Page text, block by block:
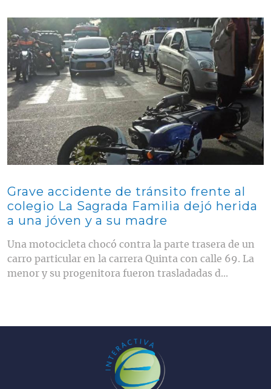
Contenido multimedia principal
Grave accidente de tránsito frente al
colegio La Sagrada Familia dejó herida
a una jóven y a su madre
Una motocicleta chocó contra la parte trasera de un
carro particular en la carrera Quinta con calle 69. La
menor y su progenitora fueron trasladadas d...